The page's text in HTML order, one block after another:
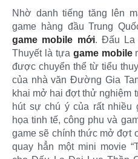
Nhờ danh tiếng tăng lên
game hàng đầu Trung
game mobile mới. Đấu La
Thuyết là tựa game mobile
được chuyển thể từ tiểu
của nhà văn Đường Gia
khai mở hai đợt thử nghiệm
hút sự chú ý của rất nhiều
họa tinh tế, công phu và
game sẽ chính thức mở đợt
quay hẳn một mini movie